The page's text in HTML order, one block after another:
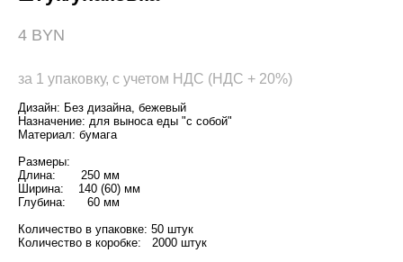
4 BYN
за 1 упаковку, с учетом НДС (НДС + 20%)
Дизайн: Без дизайна, бежевый
Назначение: для выноса еды "с собой"
Материал: бумага
Размеры:
Длина: 250 мм
Ширина: 140 (60) мм
Глубина: 60 мм
Количество в упаковке: 50 штук
Количество в коробке: 2000 штук